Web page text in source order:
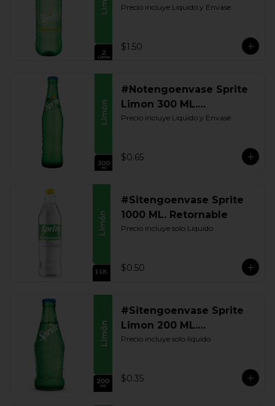
Retornable
Precio incluye Liquido y Envase
$1.50
#Notengoenvase Sprite
Limon 300 ML.
Retornable
Precio incluye Liquido y Envase
$0.65
#Sitengoenvase Sprite
1000 ML. Retornable
Precio incluye solo Liquido
$0.50
#Sitengoenvase Sprite
Limon 200 ML.
Retornable
Precio incluye solo líquido
$0.35